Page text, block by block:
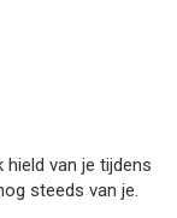
hield van je tijdens
steeds van je.